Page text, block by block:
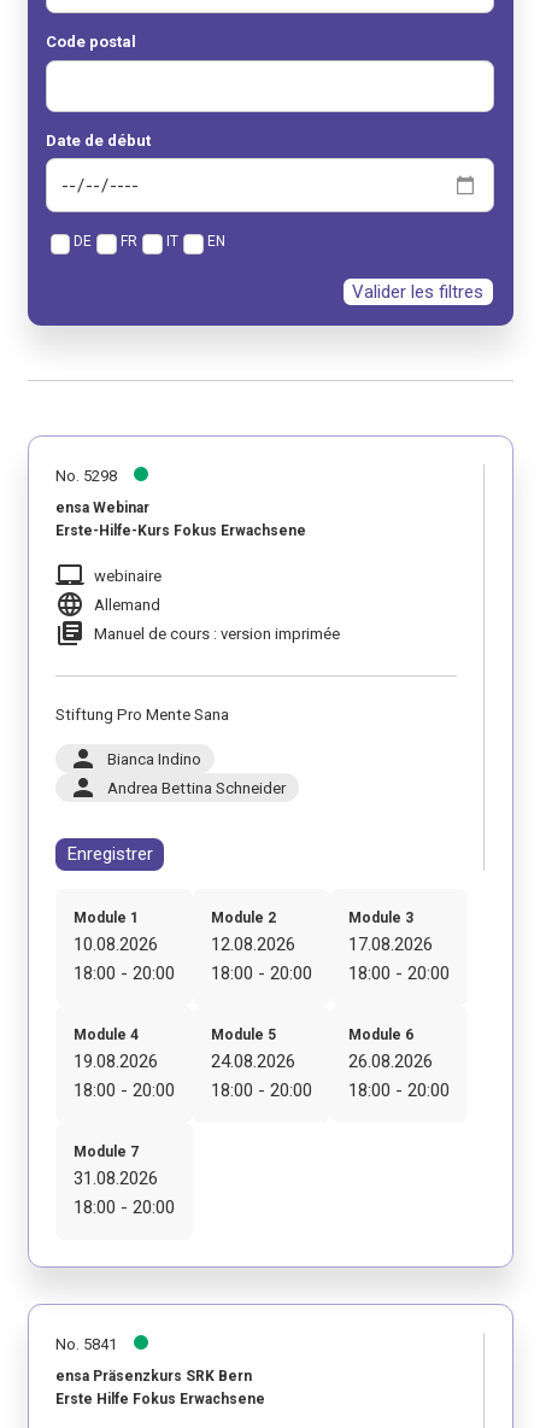
Code postal
Date de début
DE FR IT EN
Valider les filtres
No. 5298
ensa Webinar
Erste-Hilfe-Kurs Fokus Erwachsene
laptop_mac webinaire
language Allemand
library_books Manuel de cours : version imprimée
Stiftung Pro Mente Sana
person Bianca Indino
person Andrea Bettina Schneider
Enregistrer
Module 1
10.08.2026
18:00 - 20:00
Module 2
12.08.2026
18:00 - 20:00
Module 3
17.08.2026
18:00 - 20:00
Module 4
19.08.2026
18:00 - 20:00
Module 5
24.08.2026
18:00 - 20:00
Module 6
26.08.2026
18:00 - 20:00
Module 7
31.08.2026
18:00 - 20:00
No. 5841
ensa Präsenzkurs SRK Bern
Erste Hilfe Fokus Erwachsene